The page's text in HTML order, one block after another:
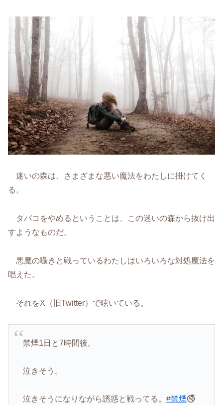
迷いの森は、さまざまな悪い魔法をわたしに掛けてく
る。
タバコをやめるということは、この迷いの森から抜け出
すようなものだ。
悪魔の囁きと戦っているわたしはいろいろな対処魔法を
唱えた。
それをX（旧Twitter）で呟いている。
禁煙1日と7時間後。
泣きそう。
泣きそうになりながら誘惑と戦ってる。 #禁煙🚭